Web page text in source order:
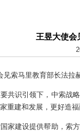
王昱大使会
见索马里教育部长法拉
共识引领下，中索战
重建和发展，更好造
家建设提供帮助，索